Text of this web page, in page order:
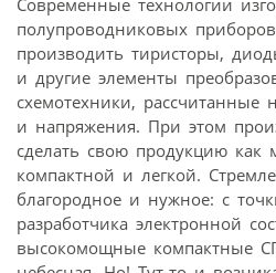
Современные технологии
полупроводниковых
производить тиристоры,
и другие элементы
схемотехники, рассчитанные
и напряжения. При этом
сделать свою продукцию как
компактной и легкой.
благородное и нужное: с
разработчика электронной
высокомощные компактные